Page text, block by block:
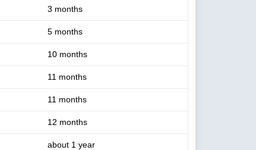
3 months
5 months
10 months
11 months
11 months
12 months
about 1 year